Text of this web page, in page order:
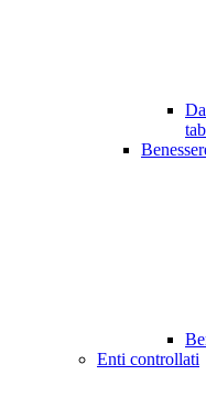
Enti controllati